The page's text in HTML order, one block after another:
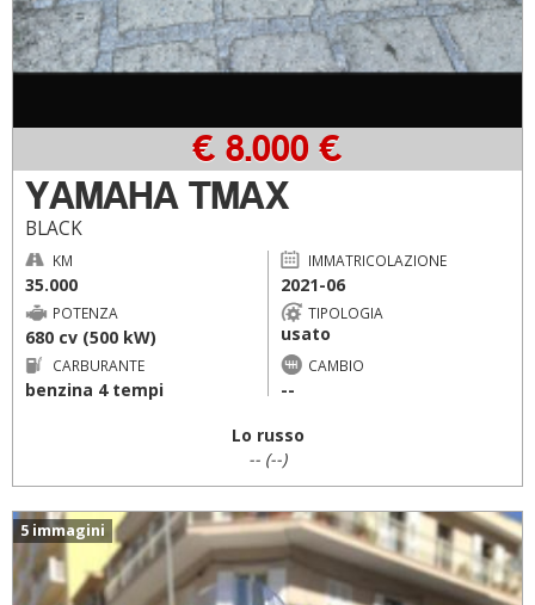
YAMAHA TMAX
BLACK
€ 8.000 €
KM
35.000
IMMATRICOLAZIONE
2021-06
POTENZA
680 cv (500 kW)
TIPOLOGIA
usato
CARBURANTE
benzina 4 tempi
CAMBIO
--
Lo russo
-- (--)
5 immagini